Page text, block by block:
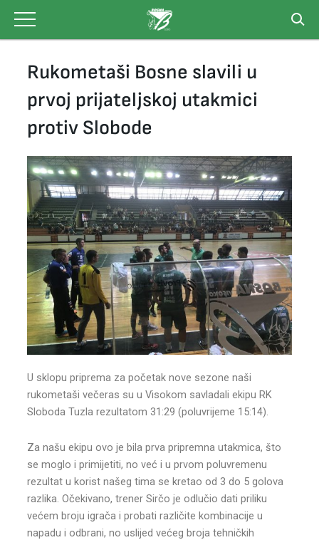
content
Rukometaši Bosne slavili u
prvoj prijateljskoj utakmici
protiv Slobode
U sklopu priprema za početak nove sezone naši
rukometaši večeras su u Visokom savladali ekipu RK
Sloboda Tuzla rezultatom 31:29 (poluvrijeme 15:14).
Za našu ekipu ovo je bila prva pripremna utakmica, što
se moglo i primijetiti, no već i u prvom poluvremenu
rezultat u korist našeg tima se kretao od 3 do 5 golova
razlika. Očekivano, trener Sirčo je odlučio dati priliku
većem broju igrača i probati različite kombinacije u
napadu i odbrani, no uslijed većeg broja tehničkih